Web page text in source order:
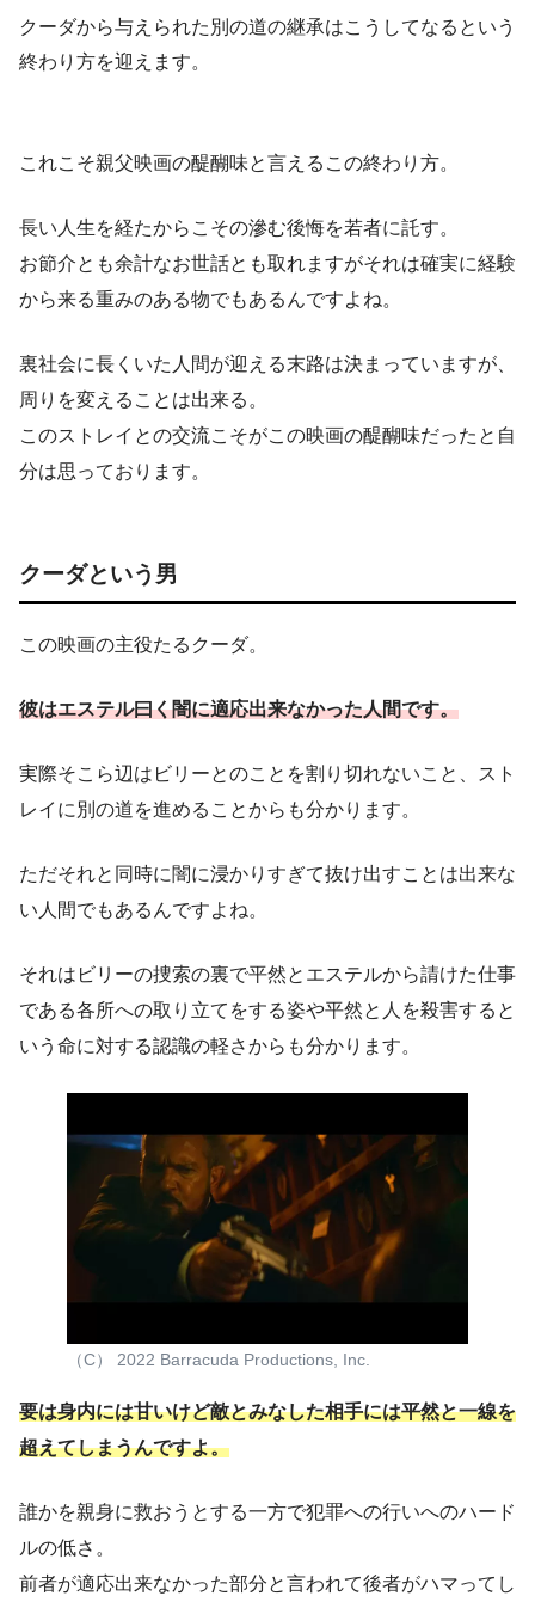
クーダから与えられた別の道の継承はこうしてなるという
終わり方を迎えます。
これこそ親父映画の醍醐味と言えるこの終わり方。
長い人生を経たからこその滲む後悔を若者に託す。
お節介とも余計なお世話とも取れますがそれは確実に経験
から来る重みのある物でもあるんですよね。
裏社会に長くいた人間が迎える末路は決まっていますが、
周りを変えることは出来る。
このストレイとの交流こそがこの映画の醍醐味だったと自
分は思っております。
クーダという男
この映画の主役たるクーダ。
彼はエステル曰く闇に適応出来なかった人間です。
実際そこら辺はビリーとのことを割り切れないこと、スト
レイに別の道を進めることからも分かります。
ただそれと同時に闇に浸かりすぎて抜け出すことは出来な
い人間でもあるんですよね。
それはビリーの捜索の裏で平然とエステルから請けた仕事
である各所への取り立てをする姿や平然と人を殺害すると
いう命に対する認識の軽さからも分かります。
（C） 2022 Barracuda Productions, Inc.
要は身内には甘いけど敵とみなした相手には平然と一線を
超えてしまうんですよ。
誰かを親身に救おうとする一方で犯罪への行いへのハード
ルの低さ。
前者が適応出来なかった部分と言われて後者がハマってし